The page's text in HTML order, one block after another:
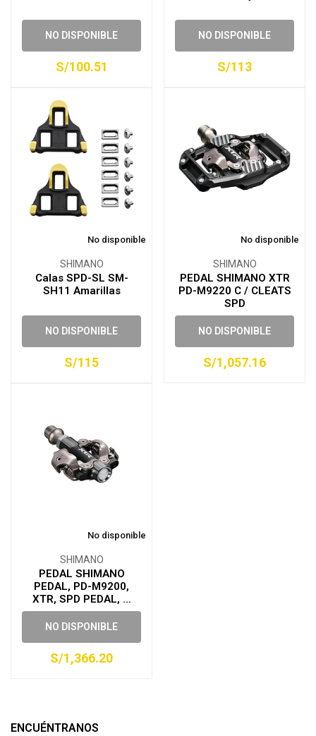
NO DISPONIBLE
S/100.51
NO DISPONIBLE
S/113
No disponible
SHIMANO
Calas SPD-SL SM-
SH11 Amarillas
NO DISPONIBLE
S/115
No disponible
SHIMANO
PEDAL SHIMANO XTR
PD-M9220 C / CLEATS
SPD
NO DISPONIBLE
S/1,057.16
No disponible
SHIMANO
PEDAL SHIMANO
PEDAL, PD-M9200,
XTR, SPD PEDAL, ...
NO DISPONIBLE
S/1,366.20
ENCUÉNTRANOS